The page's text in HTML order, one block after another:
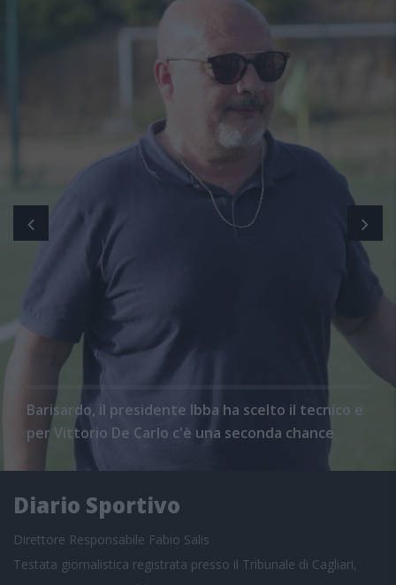
Barisardo, il presidente Ibba ha scelto il tecnico e
per Vittorio De Carlo c'è una seconda chance
Diario Sportivo
Direttore Responsabile Fabio Salis
Testata giornalistica registrata presso il Tribunale di Cagliari,